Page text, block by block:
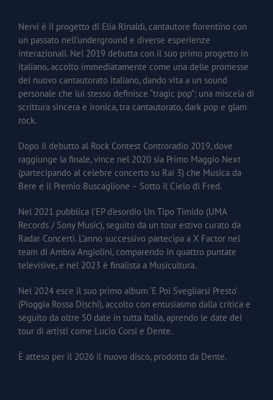
Nervi è il progetto di Elia Rinaldi, cantautore fiorentino con
un passato nell’underground e diverse esperienze
interazionali. Nel 2019 debutta con il suo primo progetto in
italiano, accolto immediatamente come una delle promesse
del nuovo cantautorato italiano, dando vita a un sound
personale che lui stesso definisce “tragic pop”: una miscela di
scrittura sincera e ironica, tra cantautorato, dark pop e glam
rock.
Dopo il debutto al Rock Contest Controradio 2019, dove
raggiunge la finale, vince nel 2020 sia Primo Maggio Next
(partecipando al celebre concerto su Rai 3) che Musica da
Bere e il Premio Buscaglione – Sotto il Cielo di Fred.
Nel 2021 pubblica l’EP d’esordio Un Tipo Timido (UMA
Records / Sony Music), seguito da un tour estivo curato da
Radar Concerti. L’anno successivo partecipa a X Factor nel
team di Ambra Angiolini, comparendo in quattro puntate
televisive, e nel 2023 è finalista a Musicultura.
Nel 2024 esce il suo primo album ‘E Poi Svegliarsi Presto’
(Pioggia Rossa Dischi), accolto con entusiasmo dalla critica e
seguito da oltre 50 date in tutta Italia, aprendo le date dei
tour di artisti come Lucio Corsi e Dente.
È atteso per il 2026 il nuovo disco, prodotto da Dente.